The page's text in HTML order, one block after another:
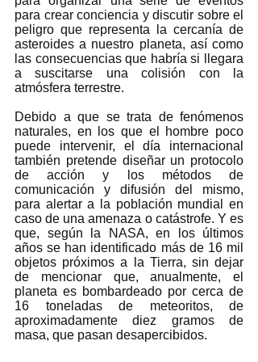
para crear conciencia y discutir sobre el
peligro que representa la cercanía de
asteroides a nuestro planeta, así como
las consecuencias que habría si llegara
a suscitarse una colisión con la
atmósfera terrestre.
Debido a que se trata de fenómenos
naturales, en los que el hombre poco
puede intervenir, el día internacional
también pretende diseñar un protocolo
de acción y los métodos de
comunicación y difusión del mismo,
para alertar a la población mundial en
caso de una amenaza o catástrofe. Y es
que, según la NASA, en los últimos
años se han identificado más de 16 mil
objetos próximos a la Tierra, sin dejar
de mencionar que, anualmente, el
planeta es bombardeado por cerca de
16 toneladas de meteoritos, de
aproximadamente diez gramos de
masa, que pasan desapercibidos.